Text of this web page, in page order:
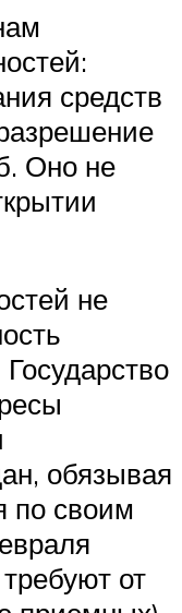
средств
Оно не
не
обязывая
по своим
от